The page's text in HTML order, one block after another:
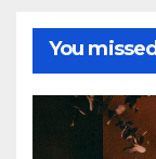
You missed